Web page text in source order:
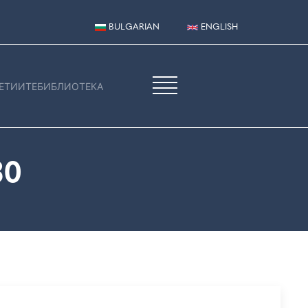
BULGARIAN ENGLISH
БИБЛИОТЕКА